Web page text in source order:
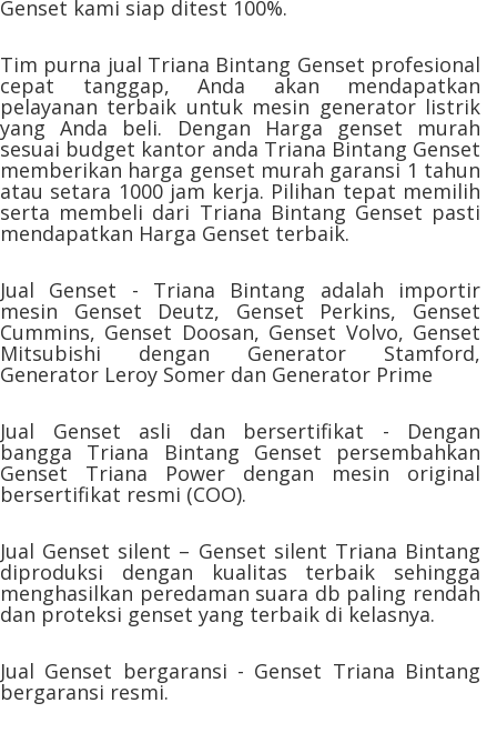
Genset kami siap ditest 100%.
Tim purna jual Triana Bintang Genset profesional
cepat tanggap, Anda akan mendapatkan
pelayanan terbaik untuk mesin generator listrik
yang Anda beli. Dengan Harga genset murah
sesuai budget kantor anda Triana Bintang Genset
memberikan harga genset murah garansi 1 tahun
atau setara 1000 jam kerja. Pilihan tepat memilih
serta membeli dari Triana Bintang Genset pasti
mendapatkan Harga Genset terbaik.
Jual Genset - Triana Bintang adalah importir
mesin Genset Deutz, Genset Perkins, Genset
Cummins, Genset Doosan, Genset Volvo, Genset
Mitsubishi dengan Generator Stamford,
Generator Leroy Somer dan Generator Prime
Jual Genset asli dan bersertifikat - Dengan
bangga Triana Bintang Genset persembahkan
Genset Triana Power dengan mesin original
bersertifikat resmi (COO).
Jual Genset silent – Genset silent Triana Bintang
diproduksi dengan kualitas terbaik sehingga
menghasilkan peredaman suara db paling rendah
dan proteksi genset yang terbaik di kelasnya.
Jual Genset bergaransi - Genset Triana Bintang
bergaransi resmi.